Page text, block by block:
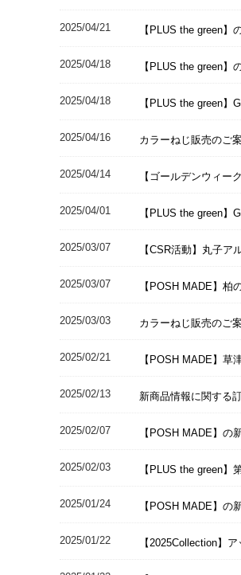
2025/04/21 【PLUS the green
2025/04/18 【PLUS the green
2025/04/18 【PLUS the green】
2025/04/16 カラーねじ販売のご
2025/04/14 【ゴールデンウィー
2025/04/01 【PLUS the green
2025/03/07 【CSR活動】丸子ア
2025/03/07 【POSH MADE】柏
2025/03/03 カラーねじ販売のご
2025/02/21 【POSH MADE】
2025/02/13 新商品情報に関する
2025/02/07 【POSH MADE】の
2025/02/03 【PLUS the green
2025/01/24 【POSH MADE】の
2025/01/22 【2025Collection】